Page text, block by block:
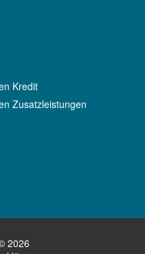
Kredit
Zusatzleistungen
2026